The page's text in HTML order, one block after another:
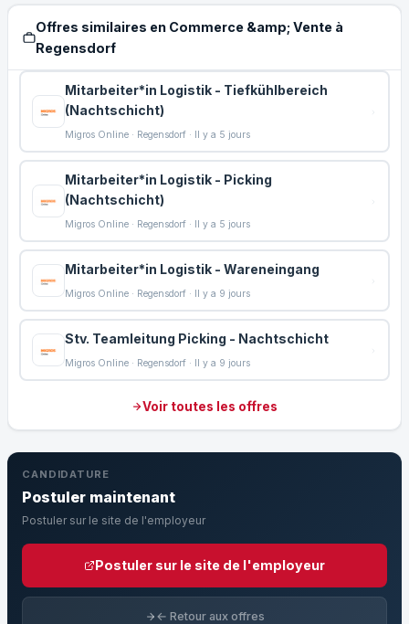
Offres similaires en Commerce &amp; Vente à
Regensdorf
Mitarbeiter*in Logistik - Tiefkühlbereich
(Nachtschicht)
Migros Online · Regensdorf · Il y a 5 jours
Mitarbeiter*in Logistik - Picking
(Nachtschicht)
Migros Online · Regensdorf · Il y a 5 jours
Mitarbeiter*in Logistik - Wareneingang
Migros Online · Regensdorf · Il y a 9 jours
Stv. Teamleitung Picking - Nachtschicht
Migros Online · Regensdorf · Il y a 9 jours
Voir toutes les offres
CANDIDATURE
Postuler maintenant
Postuler sur le site de l'employeur
Postuler sur le site de l'employeur
← Retour aux offres